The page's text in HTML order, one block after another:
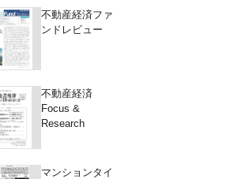
不動産経済ファ
ンドレビュー
不動産経済
Focus &
Research
マンションタイ